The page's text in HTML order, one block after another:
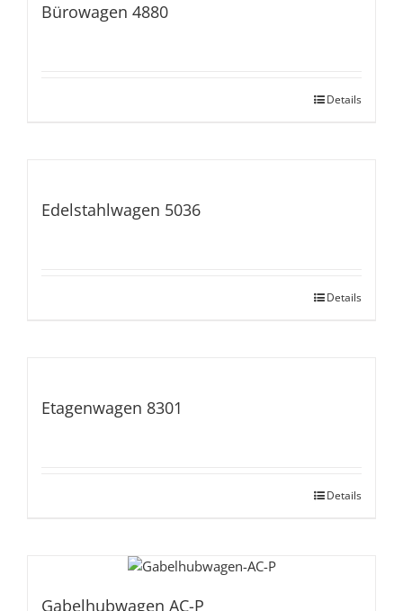
Bürowagen 4880
Details
Edelstahlwagen 5036
Details
Etagenwagen 8301
Details
Gabelhubwagen AC-P